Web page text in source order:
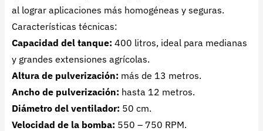
al lograr aplicaciones más homogéneas y seguras.
Características técnicas:
Capacidad del tanque: 400 litros, ideal para medianas
y grandes extensiones agrícolas.
Altura de pulverización: más de 13 metros.
Ancho de pulverización: hasta 12 metros.
Diámetro del ventilador: 50 cm.
Velocidad de la bomba: 550 – 750 RPM.